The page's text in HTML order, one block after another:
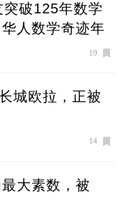
破125年数学
人数学奇迹年
19
城欧拉，正被
14
大素数，被